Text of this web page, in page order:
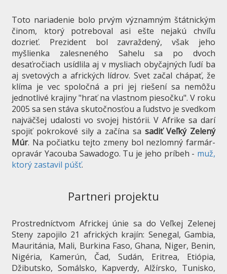
Toto nariadenie bolo prvým významným štátnickým
činom, ktorý potreboval asi ešte nejakú chvíľu
dozrieť. Prezident bol zavraždený, však jeho
myšlienka zalesneného Sahelu sa po dvoch
desaťročiach usídlila aj v mysliach obyčajných ľudí ba
aj svetových a afrických lídrov. Svet začal chápať, že
klíma je vec spoločná a pri jej riešení sa nemôžu
jednotlivé krajiny "hrať na vlastnom piesočku". V roku
2005 sa sen stáva skutočnosťou a ľudstvo je svedkom
najväčšej udalosti vo svojej histórii. V Afrike sa darí
spojiť pokrokové sily a začína sa sadiť Veľký Zelený
Múr. Na počiatku tejto zmeny bol nezlomný farmár-
opravár Yacouba Sawadogo. Tu je jeho príbeh - muž,
ktorý zastavil púšť.
Partneri projektu
Prostredníctvom Africkej únie sa do Veľkej Zelenej
Steny zapojilo 21 afrických krajín: Senegal, Gambia,
Mauritánia, Mali, Burkina Faso, Ghana, Niger, Benin,
Nigéria, Kamerún, Čad, Sudán, Eritrea, Etiópia,
Džibutsko, Somálsko, Kapverdy, Alžírsko, Tunisko,